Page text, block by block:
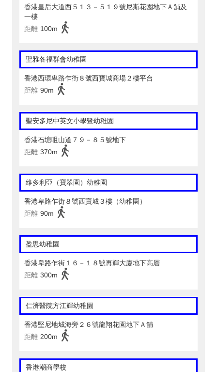
香港皇后大道西５１３－５１９號尼斯花園地下Ａ舖及
一樓
距離 100m
聖雅各福群會幼稚園
香港西環卑路乍街８號西寶城商場２樓平台
距離 90m
聖安多尼中英文小學暨幼稚園
香港石塘咀山道７９－８５號地下
距離 370m
維多利亞（寶翠園）幼稚園
香港卑路乍街８號西寶城３樓（幼稚園）
距離 90m
盈思幼稚園
香港卑路乍街１６－１８號再輝大廈地下高層
距離 300m
仁濟醫院方江輝幼稚園
香港堅尼地城海旁２６號龍翔花園地下Ａ舖
距離 200m
香港潮商學校